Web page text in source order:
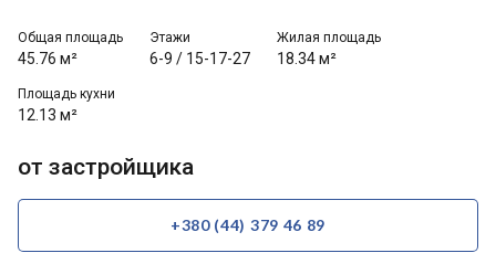
Общая площадь
45.76 м²
Этажи
6-9 / 15-17-27
Жилая площадь
18.34 м²
Площадь кухни
12.13 м²
от застройщика
+380 (44) 379 46 89